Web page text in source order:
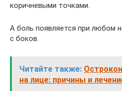
коричневыми точками.
А боль появляется при любом
с боков.
Читайте также:
на лице: причины и